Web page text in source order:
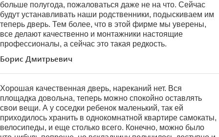
больше полугода, пожаловаться даже не на что. Сейчас
будут устанавливать наши родственники, подыскиваем им
теперь дверь. Тем более, что в этой фирме мы уверены,
все делают качественно и монтажники настоящие
профессионалы, а сейчас это такая редкость.
Борис Дмитрьевич
Хорошая качественная дверь, нареканий нет. Вся
площадка довольна, теперь можно спокойно оставлять
свои вещи. А у соседки ребенок маленький, так ей
приходилось хранить в однокомнатной квартире самокаты,
велосипеды, и еще столько всего. Конечно, можно было